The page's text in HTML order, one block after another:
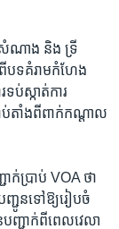
សំណាង ​និង​ ទ្រី
ពី​បទ​គំរាមកំហែង​
ទប់​ស្កាត់​ការ​
ាប់​តាំងពី​ពាក់​កណ្តាល​
ក់​ប្រាប់​ VOA ​ថា​
ជូន​ទៅ​ឱ្យ​រៀបចំ
ញ្ជាក់​ពី​ពេល​វេលា​